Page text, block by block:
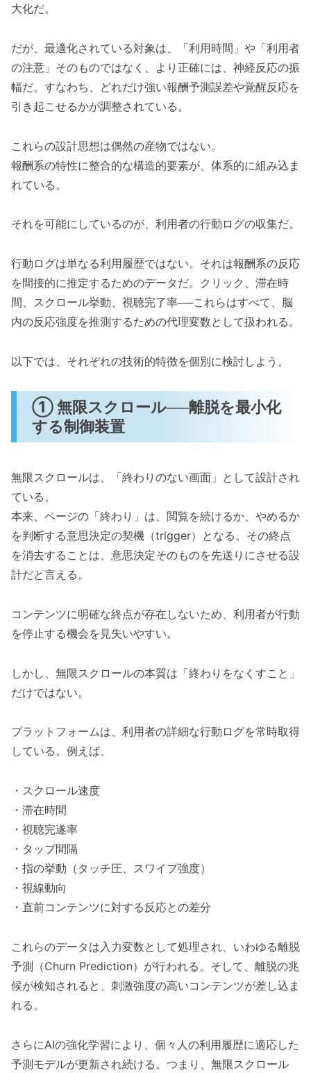
大化だ。
だが、最適化されている対象は、「利用時間」や「利用者
の注意」そのものではなく、より正確には、神経反応の振
幅だ。すなわち、どれだけ強い報酬予測誤差や覚醒反応を
引き起こせるかが調整されている。
これらの設計思想は偶然の産物ではない。
報酬系の特性に整合的な構造的要素が、体系的に組み込ま
れている。
それを可能にしているのが、利用者の行動ログの収集だ。
行動ログは単なる利用履歴ではない。それは報酬系の反応
を間接的に推定するためのデータだ。クリック、滞在時
間、スクロール挙動、視聴完了率──これらはすべて、脳
内の反応強度を推測するための代理変数として扱われる。
以下では、それぞれの技術的特徴を個別に検討しよう。
① 無限スクロール──離脱を最小化
する制御装置
無限スクロールは、「終わりのない画面」として設計され
ている。
本来、ページの「終わり」は、閲覧を続けるか、やめるか
を判断する意思決定の契機（trigger）となる。その終点
を消去することは、意思決定そのものを先送りにさせる設
計だと言える。
コンテンツに明確な終点が存在しないため、利用者が行動
を停止する機会を見失いやすい。
しかし、無限スクロールの本質は「終わりをなくすこと」
だけではない。
プラットフォームは、利用者の詳細な行動ログを常時取得
している。例えば、
・スクロール速度
・滞在時間
・視聴完遂率
・タップ間隔
・指の挙動（タッチ圧、スワイプ強度）
・視線動向
・直前コンテンツに対する反応との差分
これらのデータは入力変数として処理され、いわゆる離脱
予測（Churn Prediction）が行われる。そして、離脱の兆
候が検知されると、刺激強度の高いコンテンツが差し込ま
れる。
さらにAIの強化学習により、個々人の利用履歴に適応した
予測モデルが更新され続ける。つまり、無限スクロール